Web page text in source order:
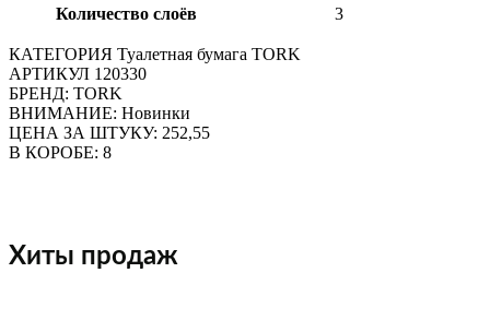
Количество слоёв
3
КАТЕГОРИЯ Туалетная бумага TORK
АРТИКУЛ 120330
БРЕНД: TORK
ВНИМАНИЕ: Новинки
ЦЕНА ЗА ШТУКУ: 252,55
В КОРОБЕ: 8
Хиты продаж